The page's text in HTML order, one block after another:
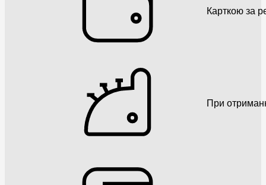
Карткою за
При